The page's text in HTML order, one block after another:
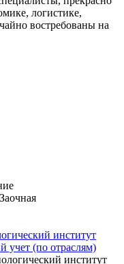
логистике,
востребованы на
Заочная
институт
учет (по отраслям)